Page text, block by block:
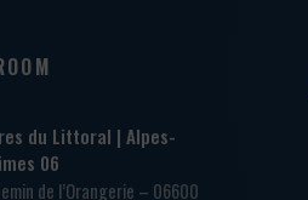
du Littoral | Alpes-
06
de l’Orangerie – 06600